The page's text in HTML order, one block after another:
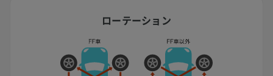
ローテーション